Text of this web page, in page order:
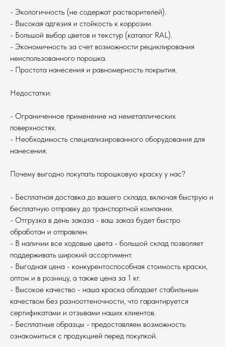
- Экологичность (не содержат растворителей).
- Высокая адгезия и стойкость к коррозии.
- Большой выбор цветов и текстур (каталог RAL).
- Экономичность за счет возможности рециклирования
неиспользованного порошка.
- Простота нанесения и равномерность покрытия.
Недостатки:
- Ограниченное применение на неметаллических
поверхностях.
- Необходимость специализированного оборудования для
нанесения.
Почему выгодно покупать порошковую краску у нас?
- Бесплатная доставка до вашего склада, включая быструю и
бесплатную отправку до транспортной компании.
- Отгрузка в день заказа - ваш заказ будет быстро
обработан и отправлен.
- В наличии все ходовые цвета - большой склад позволяет
поддерживать широкий ассортимент.
- Выгодная цена - конкурентоспособная стоимость краски,
оптом и в розницу, а также цена за 1 кг.
- Высокое качество - наша краска обладает стабильным
качеством без разнооттеночности, что гарантируется
сертификатами и отзывами наших клиентов.
- Бесплатные образцы - предоставляем возможность
ознакомиться с продукцией перед покупкой.